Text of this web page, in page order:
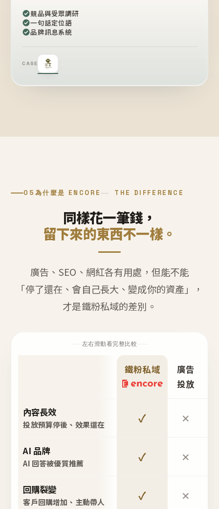
競品與受眾調研
一句話定位語
品牌訊息系統
CASE
05 為什麼是 ENCORE THE DIFFERENCE
同樣花一筆錢，
留下來的東西不一樣。
廣告、SEO、網紅各有用處，但能不能
「停了還在、會自己長大、變成你的資產」，
才是鐵粉私域的差別。
左右滑動看完整比較
鐵粉私域
廣告
投放
內容長效
投放預算停後、效果還在 ✓ ✕
AI 品牌
AI 回答被優質推薦 ✓ ✕
回購裂變
客戶回購增加、主動帶人 ✓ ✕